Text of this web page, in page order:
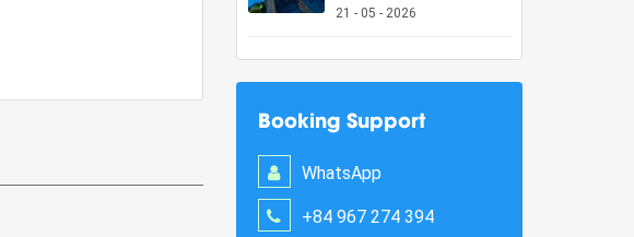
21 - 05 - 2026
Booking Support
WhatsApp
+84 967 274 394